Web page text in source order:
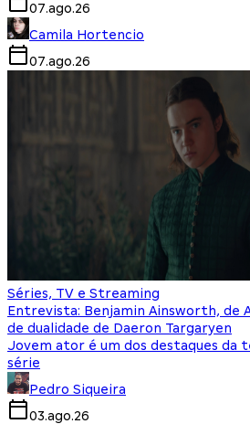
07.ago.26
Camila Hortencio
07.ago.26
Séries, TV e Streaming
Entrevista: Benjamin Ainsworth, de
de dualidade de Daeron Targaryen
Jovem ator é um dos destaques da
série
Pedro Siqueira
03.ago.26